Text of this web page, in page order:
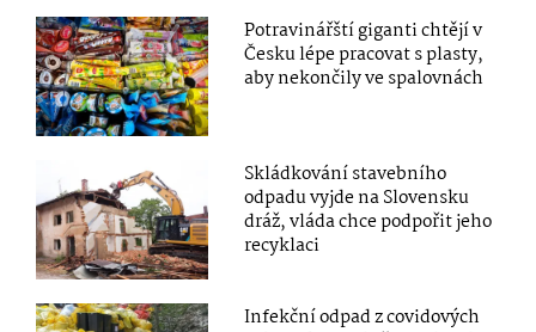
Potravinářští giganti chtějí v
Česku lépe pracovat s plasty,
aby nekončily ve spalovnách
Skládkování stavebního
odpadu vyjde na Slovensku
dráž, vláda chce podpořit jeho
recyklaci
Infekční odpad z covidových